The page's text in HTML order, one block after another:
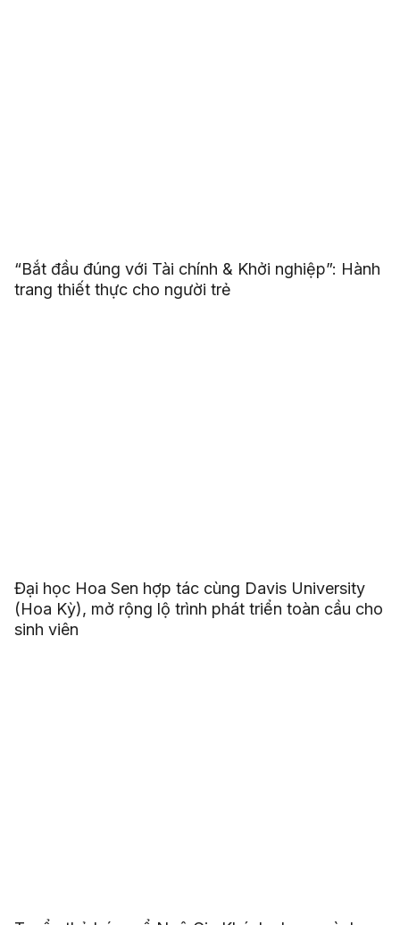
“Bắt đầu đúng với Tài chính & Khởi nghiệp”: Hành
trang thiết thực cho người trẻ
Đại học Hoa Sen hợp tác cùng Davis University
(Hoa Kỳ), mở rộng lộ trình phát triển toàn cầu cho
sinh viên